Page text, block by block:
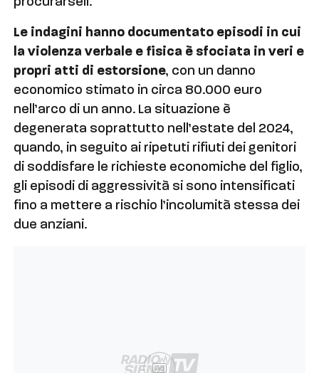
Le indagini hanno documentato episodi in cui
la violenza verbale e fisica è sfociata in veri e
propri atti di estorsione, con un danno
economico stimato in circa 80.000 euro
nell’arco di un anno. La situazione è
degenerata soprattutto nell’estate del 2024,
quando, in seguito ai ripetuti rifiuti dei genitori
di soddisfare le richieste economiche del figlio,
gli episodi di aggressività si sono intensificati
fino a mettere a rischio l’incolumità stessa dei
due anziani.
Ad